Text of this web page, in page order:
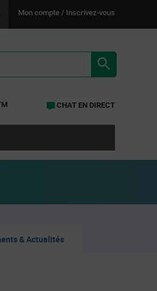
Mon compte / Inscrivez-vous
CHAT EN DIRECT
& Actualités